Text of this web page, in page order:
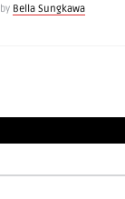
by Bella Sungkawa